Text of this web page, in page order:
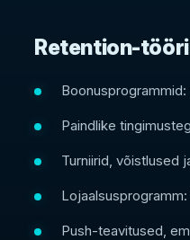
Retention-
Paindlike
Turniirid, võistlused
Push-teavitused,